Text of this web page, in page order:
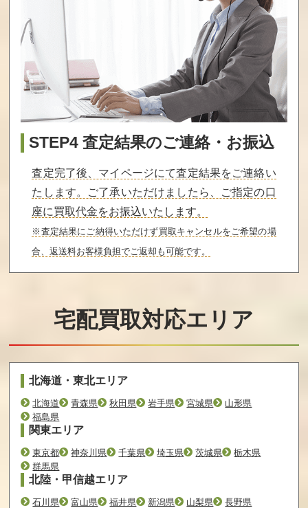
STEP4 査定結果のご連絡・お振込
査定完了後、マイページにて査定結果をご連絡い
たします。ご了承いただけましたら、ご指定の口
座に買取代金をお振込いたします。
※査定結果にご納得いただけず買取キャンセルをご希望の場
合、返送料お客様負担でご返却も可能です。
宅配買取対応エリア
北海道・東北エリア
北海道 青森県 秋田県 岩手県 宮城県
山形県
福島県
関東エリア
東京都 神奈川県 千葉県 埼玉県 茨城県
栃木県
群馬県
北陸・甲信越エリア
石川県 富山県 福井県 新潟県 山梨県 長野県